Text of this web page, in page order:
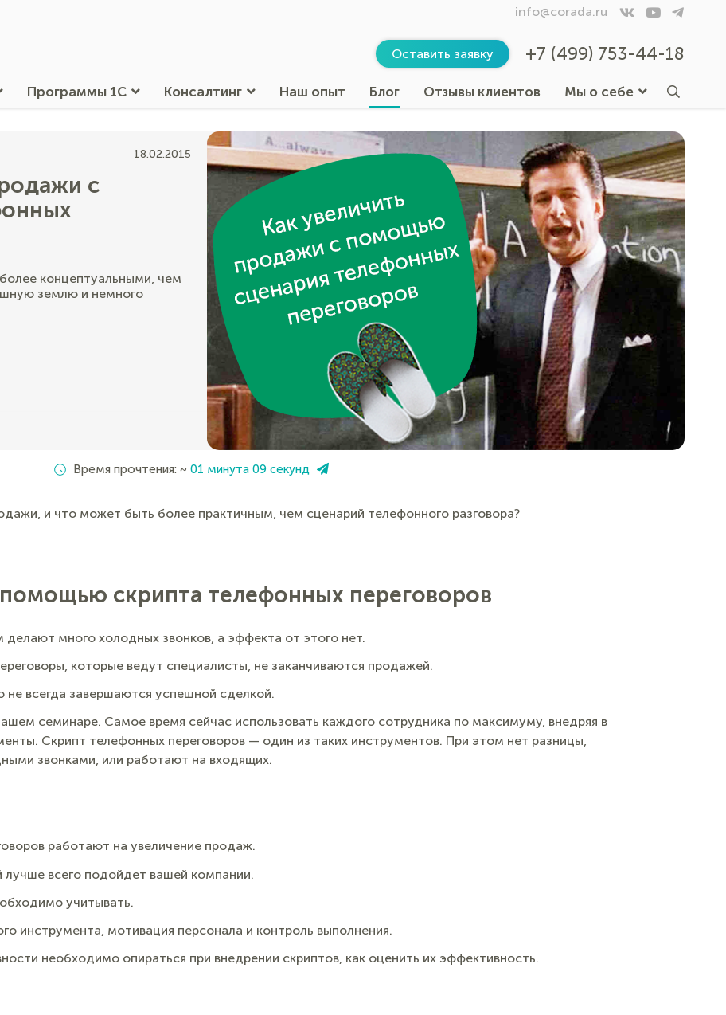
info@corada.ru
Оставить заявку +7 (499) 753-44-18
Программы 1С Консалтинг Наш опыт Блог Отзывы клиентов Мы о себе
18.02.2015
с
концептуальными, чем
землю и немного
Время прочтения: ~ 01 минута 09 секунд
и что может быть более практичным, чем сценарий телефонного разговора?
скрипта телефонных переговоров
много холодных звонков, а эффекта от этого нет.
которые ведут специалисты, не заканчиваются продажей.
не всегда завершаются успешной сделкой.
семинаре. Самое время сейчас использовать каждого сотрудника по максимуму, внедряя в
Скрипт телефонных переговоров — один из таких инструментов. При этом нет разницы,
звонками, или работают на входящих.
работают на увеличение продаж.
лучше всего подойдет вашей компании.
учитывать.
инструмента, мотивация персонала и контроль выполнения.
необходимо опираться при внедрении скриптов, как оценить их эффективность.